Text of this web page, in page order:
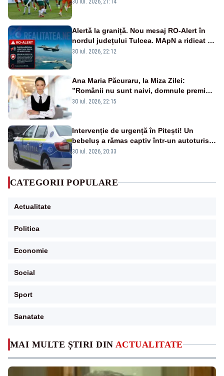
MAI MULTE ȘTIRI DIN ACTUALITATE
Alertă la graniță. Nou mesaj RO-Alert în
nordul județului Tulcea. MApN a ridicat de
la sol două avioane F-16
30 iul. 2026, 22:12
Ana Maria Păcuraru, la Miza Zilei:
”Românii nu sunt naivi, domnule premier
Bolojan”
30 iul. 2026, 22:15
Intervenție de urgență în Pitești! Un
bebeluș a rămas captiv într-un autoturism
din cauza unei defecțiuni
30 iul. 2026, 20:33
CATEGORII POPULARE
Actualitate
Politica
Economie
Social
Sport
Sanatate